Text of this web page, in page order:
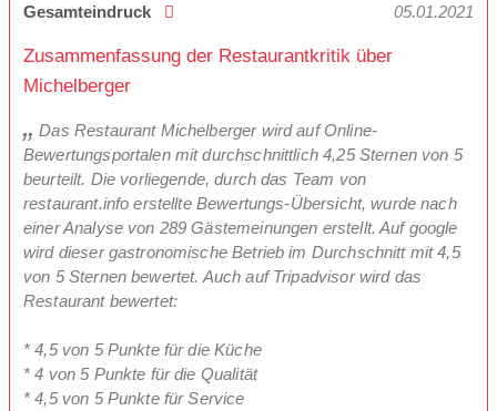
Gesamteindruck 05.01.2021
Zusammenfassung der Restaurantkritik über
Michelberger
Das Restaurant Michelberger wird auf Online-
Bewertungsportalen mit durchschnittlich 4,25 Sternen von 5
beurteilt. Die vorliegende, durch das Team von
restaurant.info erstellte Bewertungs-Übersicht, wurde nach
einer Analyse von 289 Gästemeinungen erstellt. Auf google
wird dieser gastronomische Betrieb im Durchschnitt mit 4,5
von 5 Sternen bewertet. Auch auf Tripadvisor wird das
Restaurant bewertet:
* 4,5 von 5 Punkte für die Küche
* 4 von 5 Punkte für die Qualität
* 4,5 von 5 Punkte für Service